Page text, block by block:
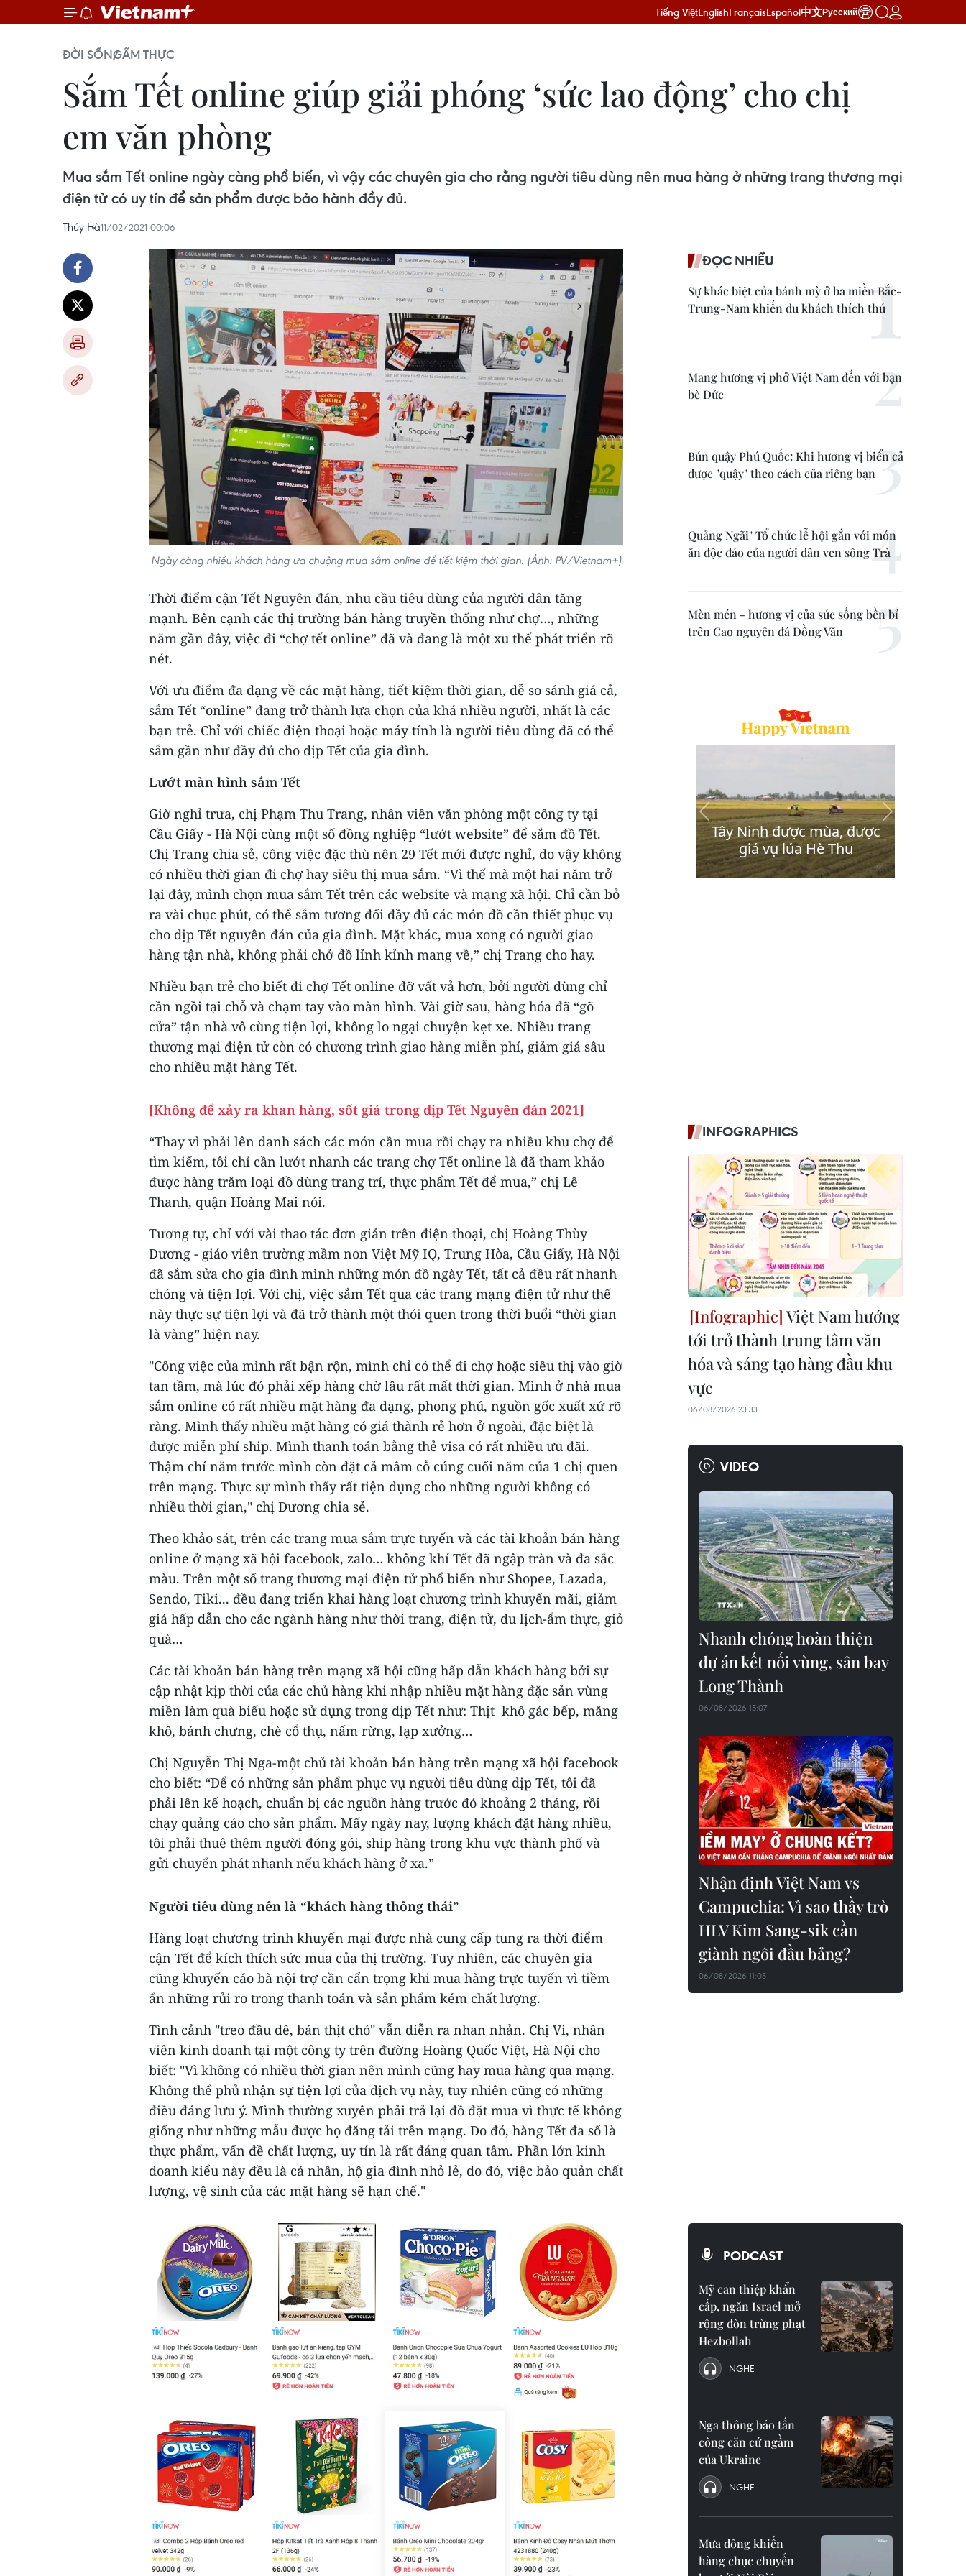
Tiếng ViệtEnglishFrançaisEspañol中文Русский
ĐỜI SỐNGẨM THỰC
Sắm Tết online giúp giải phóng ‘sức lao động’ cho chị
em văn phòng
Mua sắm Tết online ngày càng phổ biến, vì vậy các chuyên gia cho rằng người tiêu dùng nên mua hàng ở những trang thương mại
điện tử có uy tín để sản phẩm được bảo hành đầy đủ.
Thúy Hà11/02/2021 00:06
Ngày càng nhiều khách hàng ưa chuộng mua sắm online để tiết kiệm thời gian. (Ảnh: PV/Vietnam+)
Thời điểm cận Tết Nguyên đán, nhu cầu tiêu dùng của người dân tăng
mạnh. Bên cạnh các thị trường bán hàng truyền thống như chợ…, những
năm gần đây, việc đi “chợ tết online” đã và đang là một xu thế phát triển rõ
nét.
Với ưu điểm đa dạng về các mặt hàng, tiết kiệm thời gian, dễ so sánh giá cả,
sắm Tết “online” đang trở thành lựa chọn của khá nhiều người, nhất là các
bạn trẻ. Chỉ với chiếc điện thoại hoặc máy tính là người tiêu dùng đã có thể
sắm gần như đầy đủ cho dịp Tết của gia đình.
Lướt màn hình sắm Tết
Giờ nghỉ trưa, chị Phạm Thu Trang, nhân viên văn phòng một công ty tại
Cầu Giấy - Hà Nội cùng một số đồng nghiệp “lướt website” để sắm đồ Tết.
Chị Trang chia sẻ, công việc đặc thù nên 29 Tết mới được nghỉ, do vậy không
có nhiều thời gian đi chợ hay siêu thị mua sắm. “Vì thế mà một hai năm trở
lại đây, mình chọn mua sắm Tết trên các website và mạng xã hội. Chỉ cần bỏ
ra vài chục phút, có thể sắm tương đối đầy đủ các món đồ cần thiết phục vụ
cho dịp Tết nguyên đán của gia đình. Mặt khác, mua xong có người giao
hàng tận nhà, không phải chở đồ lỉnh kỉnh mang về,” chị Trang cho hay.
Nhiều bạn trẻ cho biết đi chợ Tết online đỡ vất vả hơn, bởi người dùng chỉ
cần ngồi tại chỗ và chạm tay vào màn hình. Vài giờ sau, hàng hóa đã “gõ
cửa” tận nhà vô cùng tiện lợi, không lo ngại chuyện kẹt xe. Nhiều trang
thương mại điện tử còn có chương trình giao hàng miễn phí, giảm giá sâu
cho nhiều mặt hàng Tết.
[Không để xảy ra khan hàng, sốt giá trong dịp Tết Nguyên đán 2021]
“Thay vì phải lên danh sách các món cần mua rồi chạy ra nhiều khu chợ để
tìm kiếm, tôi chỉ cần lướt nhanh các trang chợ Tết online là đã tham khảo
được hàng trăm loại đồ dùng trang trí, thực phẩm Tết để mua,” chị Lê
Thanh, quận Hoàng Mai nói.
Tương tự, chỉ với vài thao tác đơn giản trên điện thoại, chị Hoàng Thùy
Dương - giáo viên trường mầm non Việt Mỹ IQ, Trung Hòa, Cầu Giấy, Hà Nội
đã sắm sửa cho gia đình mình những món đồ ngày Tết, tất cả đều rất nhanh
chóng và tiện lợi. Với chị, việc sắm Tết qua các trang mạng điện tử như thế
này thực sự tiện lợi và đã trở thành một thói quen trong thời buổi “thời gian
là vàng” hiện nay.
"Công việc của mình rất bận rộn, mình chỉ có thể đi chợ hoặc siêu thị vào giờ
tan tầm, mà lúc đó phải xếp hàng chờ lâu rất mất thời gian. Mình ở nhà mua
sắm online có rất nhiều mặt hàng đa dạng, phong phú, nguồn gốc xuất xứ rõ
ràng. Mình thấy nhiều mặt hàng có giá thành rẻ hơn ở ngoài, đặc biệt là
được miễn phí ship. Mình thanh toán bằng thẻ visa có rất nhiều ưu đãi.
Thậm chí năm trước mình còn đặt cả mâm cỗ cúng cuối năm của 1 chị quen
trên mạng. Thực sự mình thấy rất tiện dụng cho những người không có
nhiều thời gian," chị Dương chia sẻ.
Theo khảo sát, trên các trang mua sắm trực tuyến và các tài khoản bán hàng
online ở mạng xã hội facebook, zalo… không khí Tết đã ngập tràn và đa sắc
màu. Trên một số trang thương mại điện tử phổ biến như Shopee, Lazada,
Sendo, Tiki... đều đang triển khai hàng loạt chương trình khuyến mãi, giảm
giá hấp dẫn cho các ngành hàng như thời trang, điện tử, du lịch-ẩm thực, giỏ
quà…
Các tài khoản bán hàng trên mạng xã hội cũng hấp dẫn khách hàng bởi sự
cập nhật kịp thời của các chủ hàng khi nhập nhiều mặt hàng đặc sản vùng
miền làm quà biếu hoặc sử dụng trong dịp Tết như: Thịt khô gác bếp, măng
khô, bánh chưng, chè cổ thụ, nấm rừng, lạp xưởng…
Chị Nguyễn Thị Nga-một chủ tài khoản bán hàng trên mạng xã hội facebook
cho biết: “Để có những sản phẩm phục vụ người tiêu dùng dịp Tết, tôi đã
phải lên kế hoạch, chuẩn bị các nguồn hàng trước đó khoảng 2 tháng, rồi
chạy quảng cáo cho sản phẩm. Mấy ngày nay, lượng khách đặt hàng nhiều,
tôi phải thuê thêm người đóng gói, ship hàng trong khu vực thành phố và
gửi chuyển phát nhanh nếu khách hàng ở xa.”
Người tiêu dùng nên là “khách hàng thông thái”
Hàng loạt chương trình khuyến mại được nhà cung cấp tung ra thời điểm
cận Tết để kích thích sức mua của thị trường. Tuy nhiên, các chuyên gia
cũng khuyến cáo bà nội trợ cần cẩn trọng khi mua hàng trực tuyến vì tiềm
ẩn những rủi ro trong thanh toán và sản phẩm kém chất lượng.
Tình cảnh "treo đầu dê, bán thịt chó" vẫn diễn ra nhan nhản. Chị Vi, nhân
viên kinh doanh tại một công ty trên đường Hoàng Quốc Việt, Hà Nội cho
biết: "Vì không có nhiều thời gian nên mình cũng hay mua hàng qua mạng.
Không thể phủ nhận sự tiện lợi của dịch vụ này, tuy nhiên cũng có những
điều đáng lưu ý. Mình thường xuyên phải trả lại đồ đặt mua vì thực tế không
giống như những mẫu được họ đăng tải trên mạng. Do đó, hàng Tết đa số là
thực phẩm, vấn đề chất lượng, uy tín là rất đáng quan tâm. Phần lớn kinh
doanh kiểu này đều là cá nhân, hộ gia đình nhỏ lẻ, do đó, việc bảo quản chất
lượng, vệ sinh của các mặt hàng sẽ hạn chế."
ĐỌC NHIỀU
Sự khác biệt của bánh mỳ ở ba miền Bắc-
Trung-Nam khiến du khách thích thú
Mang hương vị phở Việt Nam đến với bạn
bè Đức
Bún quậy Phú Quốc: Khi hương vị biển cả
được "quậy" theo cách của riêng bạn
Quảng Ngãi" Tổ chức lễ hội gắn với món
ăn độc đáo của người dân ven sông Trà
Mèn mén - hương vị của sức sống bền bỉ
trên Cao nguyên đá Đồng Văn
INFOGRAPHICS
Việt Nam hướng
tới trở thành trung tâm văn
hóa và sáng tạo hàng đầu khu
vực
06/08/2026 23:33
VIDEO
Nhanh chóng hoàn thiện
dự án kết nối vùng, sân bay
Long Thành
06/08/2026 15:07
Nhận định Việt Nam vs
Campuchia: Vì sao thầy trò
HLV Kim Sang-sik cần
giành ngôi đầu bảng?
06/08/2026 11:05
PODCAST
Mỹ can thiệp khẩn
cấp, ngăn Israel mở
rộng đòn trừng phạt
Hezbollah
NGHE
Nga thông báo tấn
công căn cứ ngầm
của Ukraine
NGHE
Mưa dông khiến
hàng chục chuyến